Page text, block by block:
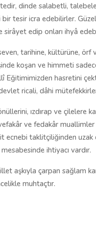
dinde salabetli,
tesir icra edebilirler.
sirâyet edip onları ihyâ
tarihine, kültürüne, örf
koşan ve himmeti
Eğitimimizden hasretini
ricali, dâhi
ızdırap ve çilelere
ve fedakâr muallimler
ecnebi taklitçiliğinden
ihtiyacı vardır.
aşkıyla çarpan sağlam
muhtaçtır.